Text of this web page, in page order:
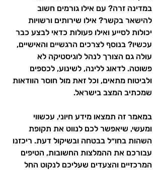
במדינה זרה? עם אילו גורמים חשוב
להישאר בקשר? אילו שירותים ורשויות
יכולות לסייע ואילו פעולות כדאי לבצע כבר
עכשיו? בנוסף לצרכים הרגשיים והאישיים,
עולה גם הצורך לנהל לוגיסטיקה לא
פשוטה. לדאוג ללינה, לשינוע, לכספים
ולביטוח מתאים, וכל זאת מול חוסר הוודאות
שמכתיב המצב בישראל.
במאמר זה תמצאו מידע חיוני, עכשווי
ומעשי, שיאפשר לכם לנווט את תקופת
השהות בחו״ל בבטחה ובשיקול דעת. ריכזנו
עבורכם את ההמלצות החשובות, הטיפים
המרכזיים והצעדים שעליכם לנקוט החל